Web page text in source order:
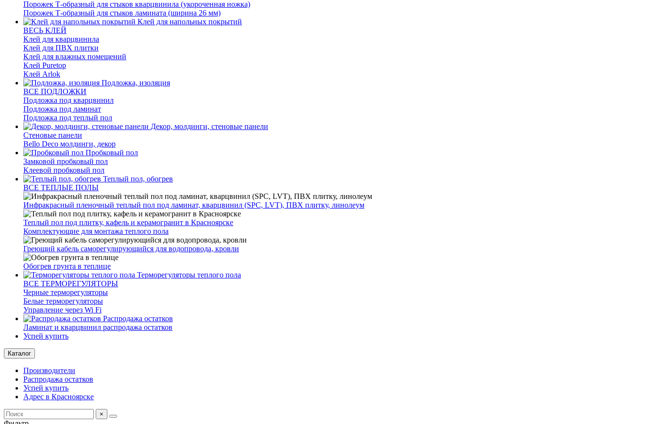
Порожек Т-образный для стыков кварцвинила (укороченная ножка)
Порожек Т-образный для стыков ламината (ширина 26 мм)
Клей для напольных покрытий
ВЕСЬ КЛЕЙ
Клей для кварцвинила
Клей для ПВХ плитки
Клей для влажных помещений
Клей Puretop
Клей Arlok
Подложка, изоляция
ВСЕ ПОДЛОЖКИ
Подложка под кварцвинил
Подложка под ламинат
Подложка под теплый пол
Декор, молдинги, стеновые панели
Стеновые панели
Bello Deco молдинги, декор
Пробковый пол
Замковой пробковый пол
Клеевой пробковый пол
Теплый пол, обогрев
ВСЕ ТЕПЛЫЕ ПОЛЫ
Инфракрасный пленочный теплый пол под ламинат, кварцвинил (SPC, LVT), ПВХ плитку, линолеум
Теплый пол под плитку, кафель и керамогранит в Красноярске
Комплектующие для монтажа теплого пола
Греющий кабель саморегулирующийся для водопровода, кровли
Обогрев грунта в теплице
Терморегуляторы теплого пола
ВСЕ ТЕРМОРЕГУЛЯТОРЫ
Черные терморегуляторы
Белые терморегуляторы
Управление через Wi Fi
Распродажа остатков
Ламинат и кварцвинил распродажа остатков
Успей купить
Каталог
Производители
Распродажа остатков
Успей купить
Адрес в Красноярске
×